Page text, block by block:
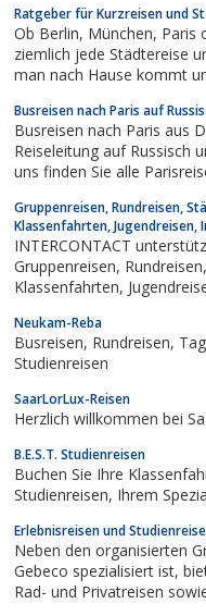
Ratgeber für Kurzreisen und
Ob Berlin, München, Paris oder London. In Europa lohnt sich so
ziemlich jede Städtereise
man nach Hause kommt und
wichtigsten und
Kurzreise oder
Busreisen nach Paris auf
Busreisen nach Paris aus
Reiseleitung auf Russisch
uns finden Sie alle Parisreisen, egal ob aus Berlin,
anderen Städten. Alle
russki.Führungen auf...
Gruppenreisen, Rundreisen,
Klassenfahrten, Jugendreisen,
INTERCONTACT
Gruppenreisen, Rundreisen, Städtereisen, Wanderreisen,
Klassenfahrten, Jugendreisen und Inforeisen für Gruppenleiter
Südsee. z.B. Berlin, Hamburg, Rom, London, Barcelona, Paris,
Provence
Neukam-Reba
Busreisen, Rundreisen,
Studienreisen
SaarLorLux-Reisen
Herzlich willkommen bei
B.E.S.T. Studienreisen
Buchen Sie Ihre
Studienreisen,
Erlebnisreisen und
Neben den organisierten
Gebeco spezialisiert ist, bietet der Veranstalter auch Wander-,
Rad- und Privatreisen